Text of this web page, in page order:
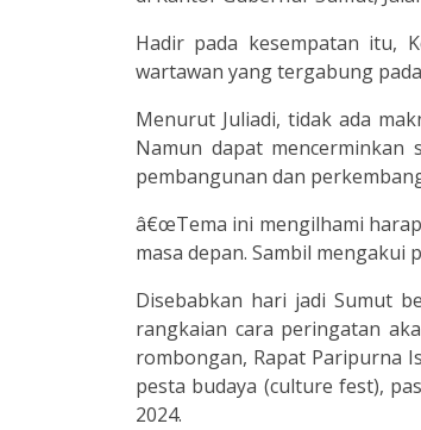
Hadir pada kesempatan itu,
wartawan yang tergabung
Menurut Juliadi, tidak ada
Namun dapat mencerminkan
pembangunan dan
â€œTema ini mengilhami
masa depan. Sambil mengakui
Disebabkan hari jadi Sumut
rangkaian cara peringatan
rombongan, Rapat Paripurna
pesta budaya (culture fest),
2024.